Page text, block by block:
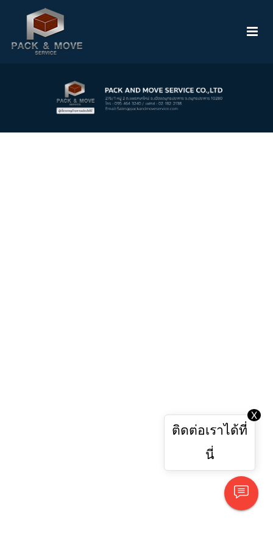
ติดต่อเราได้ที่
นี่
X